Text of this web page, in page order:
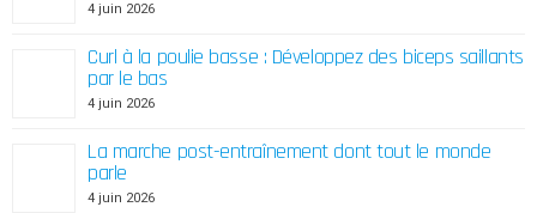
4 juin 2026
Curl à la poulie basse : Développez des biceps saillants
par le bas
4 juin 2026
La marche post-entraînement dont tout le monde
parle
4 juin 2026